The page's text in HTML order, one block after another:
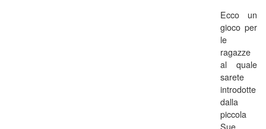
Ecco un
gioco per
le
ragazze
al quale
sarete
introdotte
dalla
piccola
Sue.